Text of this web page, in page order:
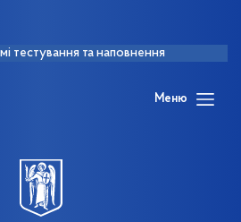
тестування та наповнення
Меню